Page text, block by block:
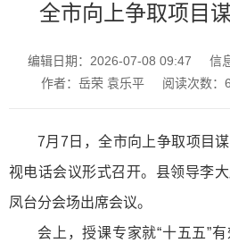
全市向上争取项目
编辑日期：2026-07-08 09:47
信
作者：岳荣 袁乐平
阅读次数：
7月7日，全市向上争取项目
视电话会议形式召开。县领导李
凤台分会场出席会议。
会上，授课专家就“十五五”